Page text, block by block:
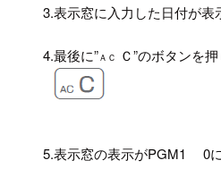
3.表示窓に入力した日付が表
4.最後に”ＡＣ Ｃ”のボタンを押
5.表示窓の表示がPGM1 0に